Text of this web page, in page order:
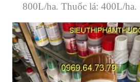
800L/ha. Thuốc lá: 400L/ha.